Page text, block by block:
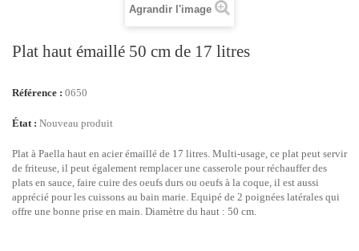
Agrandir l'image
Plat haut émaillé 50 cm de 17 litres
Référence : 0650
État : Nouveau produit
Plat à Paella haut en acier émaillé de 17 litres. Multi-usage, ce plat peut servir
de friteuse, il peut également remplacer une casserole pour réchauffer des
plats en sauce, faire cuire des oeufs durs ou oeufs à la coque, il est aussi
apprécié pour les cuissons au bain marie. Equipé de 2 poignées latérales qui
offre une bonne prise en main. Diamètre du haut : 50 cm.